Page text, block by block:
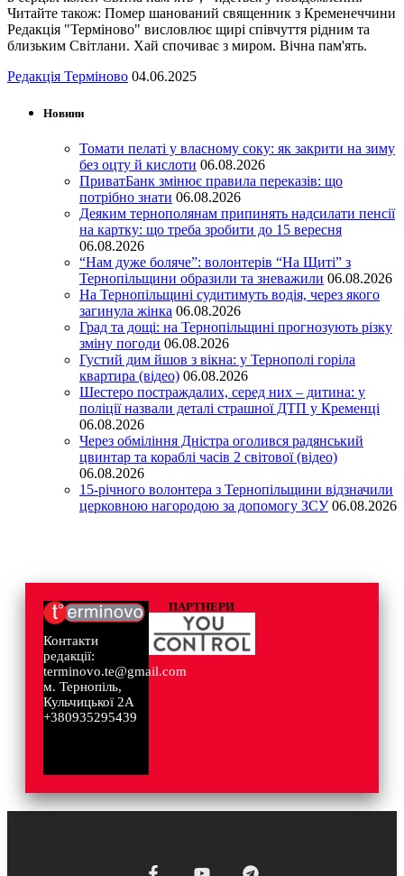
Читайте також: Помер шанований священник з Кременеччини
Редакція "Терміново" висловлює щирі співчуття рідним та
близьким Світлани. Хай спочиває з миром. Вічна пам'ять.
Редакція Терміново 04.06.2025
Новини
Томати пелаті у власному соку: як закрити на зиму
без оцту й кислоти 06.08.2026
ПриватБанк змінює правила переказів: що
потрібно знати 06.08.2026
Деяким тернополянам припинять надсилати пенсії
на картку: що треба зробити до 15 вересня
06.08.2026
“Нам дуже боляче”: волонтерів “На Щиті” з
Тернопільщини образили та зневажили 06.08.2026
На Тернопільщині судитимуть водія, через якого
загинула жінка 06.08.2026
Град та дощі: на Тернопільщині прогнозують різку
зміну погоди 06.08.2026
Густий дим йшов з вікна: у Тернополі горіла
квартира (відео) 06.08.2026
Шестеро постраждалих, серед них – дитина: у
поліції назвали деталі страшної ДТП у Кременці
06.08.2026
Через обміління Дністра оголився радянський
цвинтар та кораблі часів 2 світової (відео)
06.08.2026
15-річного волонтера з Тернопільщини відзначили
церковною нагородою за допомогу ЗСУ 06.08.2026
Контакти
редакції:
terminovo.te@gmail.com
м. Тернопіль,
Кульчицької 2А
+380935295439
ПАРТНЕРИ